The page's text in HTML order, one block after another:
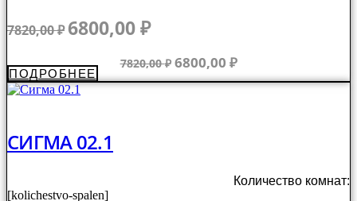
7820,00₽ Первоначальная
цена
составляла
7820,00 ₽.
6800,00₽Текущая
6800,00 ₽.
7820,00₽ Первоначальная
цена
составляла
6800,00 ₽Текущая
цена:
6800,00 ₽.
ПОДРОБНЕЕ
СИГМА 02.1
Количество комнат:
[kolichestvo-spalen]